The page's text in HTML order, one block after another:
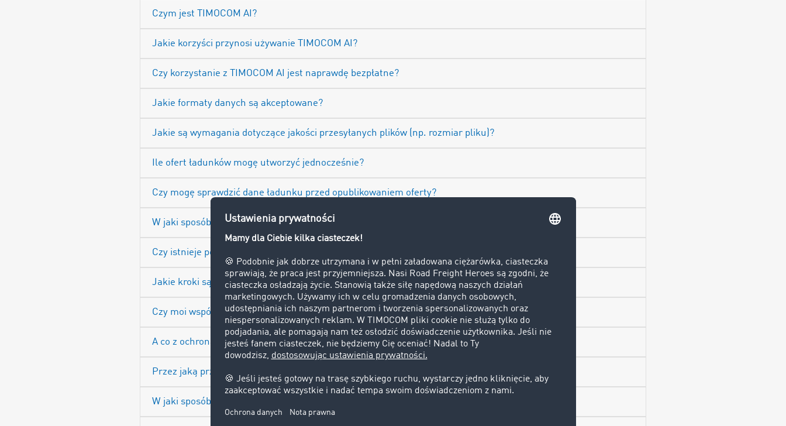
Czym jest TIMOCOM AI?
Jakie korzyści przynosi używanie TIMOCOM AI?
Czy korzystanie z TIMOCOM AI jest naprawdę bezpłatne?
Jakie formaty danych są akceptowane?
Jakie są wymagania dotyczące jakości przesyłanych plików (np. rozmiar pliku)?
Ile ofert ładunków mogę utworzyć jednocześnie?
Czy mogę sprawdzić dane ładunku przed opublikowaniem oferty?
W jaki sposób TIMOCOM AI pomaga w przypadku różnic językowych?
Czy istnieje pomoc techniczna i jak ją uzyskać?
Jakie kroki są konieczne do wygenerowania oferty frachtu?
Czy moi współpracownicy również mogą korzystać z TIMOCOM AI?
A co z ochroną danych?
Przez jaką przeglądarkę mogę się zalogować?
W jaki sposób mogę podzielić się feedbackiem dotyczącym TIMOCOM AI?